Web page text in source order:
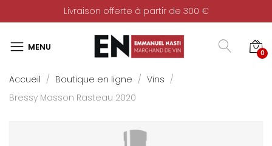
Livraison offerte à partir de 300 €
0
Accueil Boutique en ligne
Vins
Bressy Masson Rasteau 2020